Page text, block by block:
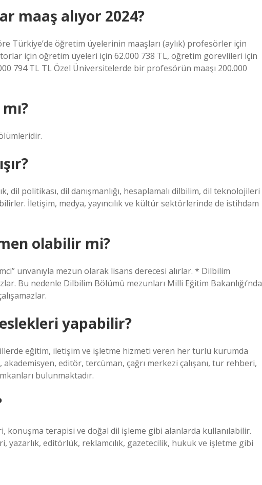
maaş alıyor 2024?
Türkiye’de öğretim üyelerinin maaşları (aylık) profesörler için
için öğretim üyeleri için 62.000 738 TL, öğretim görevlileri için
794 TL TL Özel Üniversitelerde bir profesörün maaşı 200.000
dil politikası, dil danışmanlığı, hesaplamalı dilbilim, dil teknolojileri
İletişim, medya, yayıncılık ve kültür sektörlerinde de istihdam
olabilir mi?
unvanıyla mezun olarak lisans derecesi alırlar. * Dilbilim
Bu nedenle Dilbilim Bölümü mezunları Milli Eğitim Bakanlığı’nda
yapabilir?
eğitim, iletişim ve işletme hizmeti veren her türlü kurumda
editör, tercüman, çağrı merkezi çalışanı, tur rehberi,
bulunmaktadır.
konuşma terapisi ve doğal dil işleme gibi alanlarda kullanılabilir.
yazarlık, editörlük, reklamcılık, gazetecilik, hukuk ve işletme gibi